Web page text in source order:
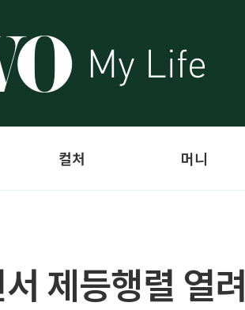
컬처 머니
제등행렬 열려